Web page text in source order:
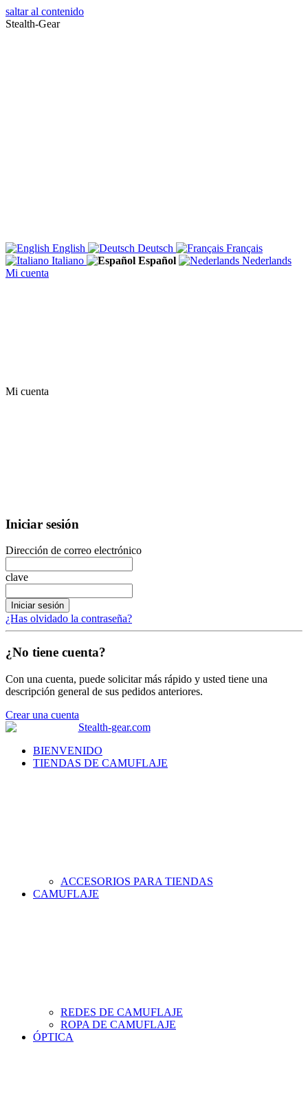
saltar al contenido
Stealth-Gear
English Deutsch
Français
Italiano
Español
Nederlands
Mi cuenta
Mi cuenta
Iniciar sesión
Dirección de correo electrónico
clave
Iniciar sesión
¿Has olvidado la contraseña?
¿No tiene cuenta?
Con una cuenta, puede solicitar más rápido y usted tiene una
descripción general de sus pedidos anteriores.
Crear una cuenta
BIENVENIDO
TIENDAS DE CAMUFLAJE
ACCESORIOS PARA TIENDAS
CAMUFLAJE
REDES DE CAMUFLAJE
ROPA DE CAMUFLAJE
ÓPTICA